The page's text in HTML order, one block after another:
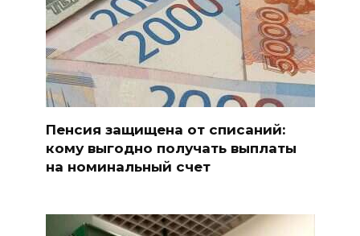
Пенсия защищена от списаний:
кому выгодно получать выплаты
на номинальный счет